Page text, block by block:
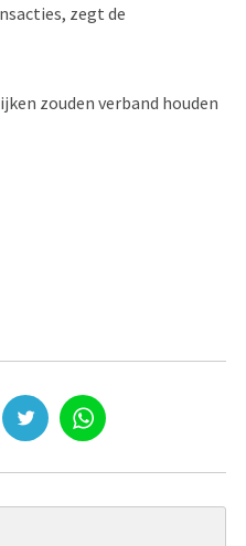
zegt de
zouden verband houden